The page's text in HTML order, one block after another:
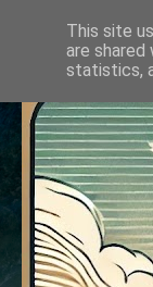
This site
are
statistics,